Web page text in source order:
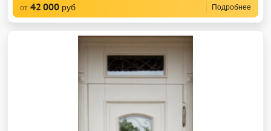
от 42 000 руб Подробнее